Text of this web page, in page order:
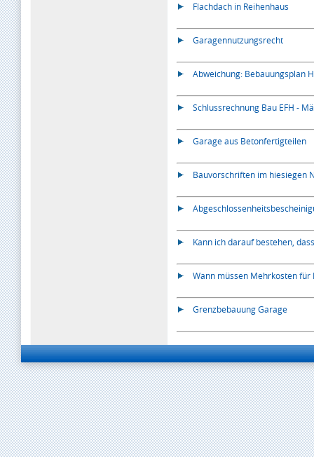
Flachdach in Reihenhaus
Garagennutzungsrecht
Abweichung: Bebauungsplan
Schlussrechnung Bau EFH -
Garage aus Betonfertigteilen
Bauvorschriften im hiesiegen
Kann ich darauf bestehen,
Wann müssen Mehrkosten
Grenzbebauung Garage